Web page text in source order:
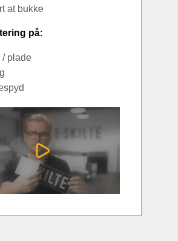
at bukke
på:
plade